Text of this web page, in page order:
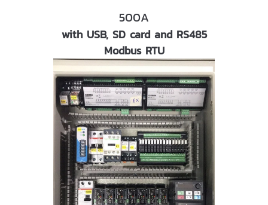
500A
with USB, SD card and RS485
Modbus RTU